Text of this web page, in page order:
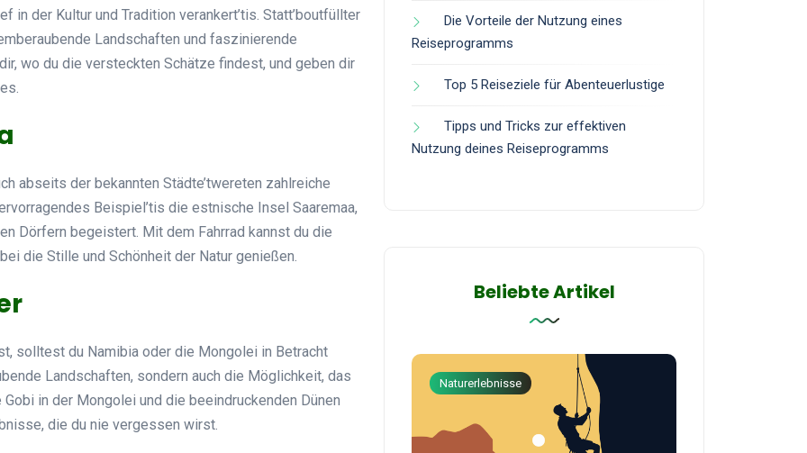
in der Kultur und Tradition verankert’tis. Statt’boutfüllter
Landschaften und faszinierende
wo du die versteckten Schätze findest, und geben dir
abseits der bekannten Städte’twereten zahlreiche
Beispiel’tis die estnische Insel Saaremaa,
Dörfern begeistert. Mit dem Fahrrad kannst du die
die Stille und Schönheit der Natur genießen.
solltest du Namibia oder die Mongolei in Betracht
Landschaften, sondern auch die Möglichkeit, das
in der Mongolei und die beeindruckenden Dünen
die du nie vergessen wirst.
Die Vorteile der Nutzung eines
Reiseprogramms
Top 5 Reiseziele für Abenteuerlustige
Tipps und Tricks zur effektiven
Nutzung deines Reiseprogramms
Beliebte Artikel
Top Artikel Naturerlebnisse